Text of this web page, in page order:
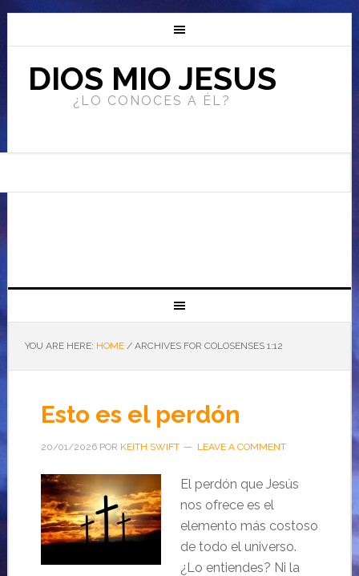
DIOS MIO JESUS
¿LO CONOCES A ÉL?
YOU ARE HERE: HOME /ARCHIVES FOR COLOSENSES 1:12
Esto es el perdón
20/01/2026POR KEITH SWIFT LEAVE A COMMENT
El perdón que Jesús
nos ofrece es el
elemento más costoso
de todo el universo.
¿Lo entiendes? Ni la